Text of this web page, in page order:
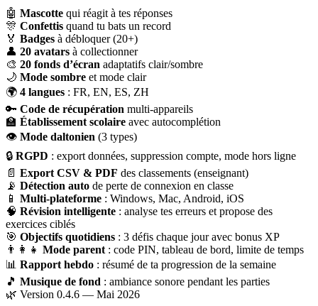
🤖 Mascotte qui réagit à tes réponses
🎊 Confettis quand tu bats un record
🏅 Badges à débloquer (20+)
👤 20 avatars à collectionner
🎨 20 fonds d’écran adaptatifs clair/sombre
🌙 Mode sombre et mode clair
🌍 4 langues : FR, EN, ES, ZH
🔑 Code de récupération multi-appareils
🏫 Établissement scolaire avec autocomplétion
👁 Mode daltonien (3 types)
🔒 RGPD : export données, suppression compte, mode hors ligne
📄 Export CSV & PDF des classements (enseignant)
📡 Détection auto de perte de connexion en classe
📱 Multi-plateforme : Windows, Mac, Android, iOS
🧠 Révision intelligente : analyse tes erreurs et propose des
exercices ciblés
🎯 Objectifs quotidiens : 3 défis chaque jour avec bonus XP
👨‍👩‍👧 Mode parent : code PIN, tableau de bord, limite de temps
📊 Rapport hebdo : résumé de ta progression de la semaine
🎵 Musique de fond : ambiance sonore pendant les parties
🌿 Version 0.4.6 — Mai 2026